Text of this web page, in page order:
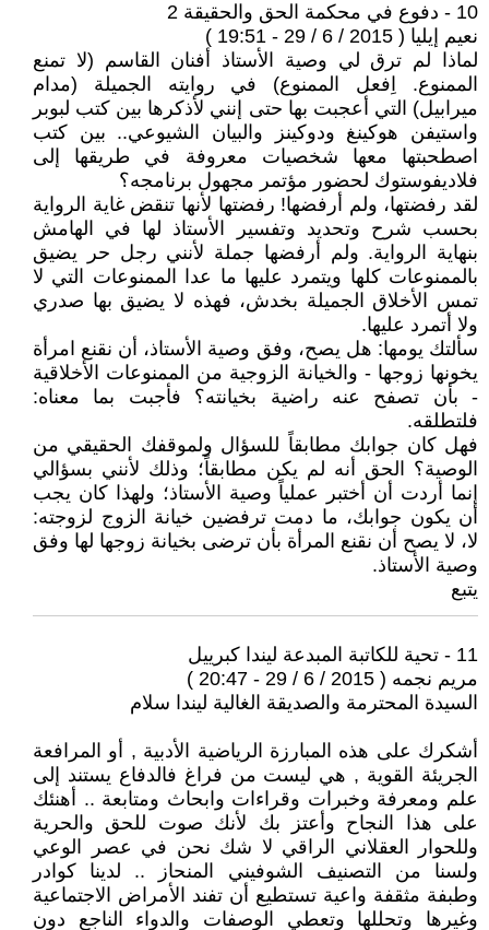
10 - دفوع في محكمة الحق والحقيقة 2
نعيم إيليا ( 2015 / 6 / 29 - 19:51 )
لماذا لم ترق لي وصية الأستاذ أفنان القاسم (لا تمنع
الممنوع. اِفعل الممنوع) في روايته الجميلة (مدام
ميرابيل) التي أعجبت بها حتى إنني لأذكرها بين كتب لبوبر
واستيفن هوكينغ ودوكينز والبيان الشيوعي.. بين كتب
اصطحبتها معها شخصيات معروفة في طريقها إلى
فلاديفوستوك لحضور مؤتمر مجهول برنامجه؟
لقد رفضتها، ولم أرفضها! رفضتها لأنها تنقض غاية الرواية
بحسب شرح وتحديد وتفسير الأستاذ لها في الهامش
بنهاية الرواية. ولم أرفضها جملة لأنني رجل حر يضيق
بالممنوعات كلها ويتمرد عليها ما عدا الممنوعات التي لا
تمس الأخلاق الجميلة بخدش، فهذه لا يضيق بها صدري
ولا أتمرد عليها.
سألتك يومها: هل يصح، وفق وصية الأستاذ، أن نقنع امرأة
يخونها زوجها - والخيانة الزوجية من الممنوعات الأخلاقية
- بأن تصفح عنه راضية بخيانته؟ فأجبت بما معناه:
فلتطلقه.
فهل كان جوابك مطابقاً للسؤال ولموقفك الحقيقي من
الوصية؟ الحق أنه لم يكن مطابقاً؛ وذلك لأنني بسؤالي
إنما أردت أن أختبر عملياً وصية الأستاذ؛ ولهذا كان يجب
أن يكون جوابك، ما دمت ترفضين خيانة الزوج لزوجته:
لا، لا يصح أن نقنع المرأة بأن ترضى بخيانة زوجها لها وفق
وصية الأستاذ.
يتبع
11 - تحية للكاتبة المبدعة ليندا كبرييل
مريم نجمه ( 2015 / 6 / 29 - 20:47 )
السيدة المحترمة والصديقة الغالية ليندا سلام
أشكرك على هذه المبارزة الرياضية الأدبية , أو المرافعة
الجريئة القوية , هي ليست من فراغ فالدفاع يستند إلى
علم ومعرفة وخبرات وقراءات وابحاث ومتابعة .. أهنئك
على هذا النجاح وأعتز بك لأنك صوت للحق والحرية
وللحوار العقلاني الراقي لا شك نحن في عصر الوعي
ولسنا من التصنيف الشوفيني المنحاز .. لدينا كوادر
وطبفة مثقفة واعية تستطيع أن تفند الأمراض الاجتماعية
وغيرها وتحللها وتعطي الوصفات والدواء الناجع دون